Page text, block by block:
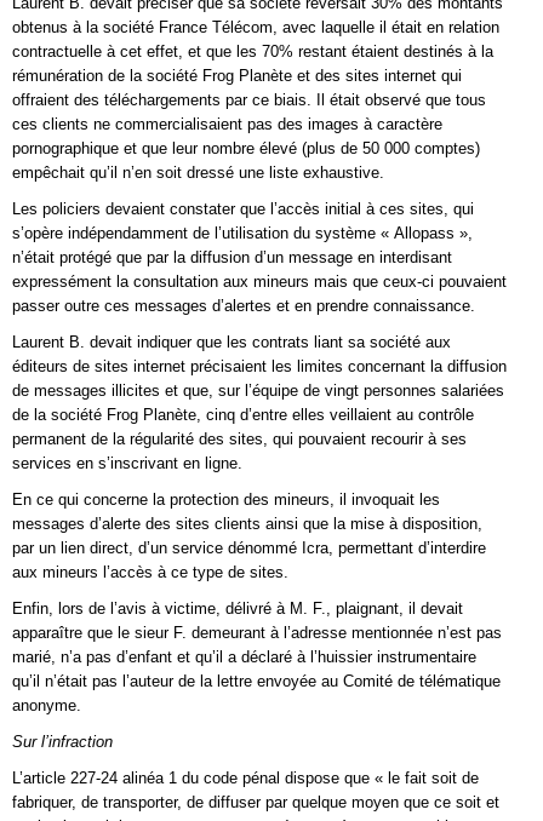
obtenus à la société France Télécom, avec laquelle il était en relation
contractuelle à cet effet, et que les 70% restant étaient destinés à la
rémunération de la société Frog Planète et des sites internet qui
offraient des téléchargements par ce biais. Il était observé que tous
ces clients ne commercialisaient pas des images à caractère
pornographique et que leur nombre élevé (plus de 50 000 comptes)
empêchait qu’il n’en soit dressé une liste exhaustive.
Les policiers devaient constater que l’accès initial à ces sites, qui
s’opère indépendamment de l’utilisation du système « Allopass »,
n’était protégé que par la diffusion d’un message en interdisant
expressément la consultation aux mineurs mais que ceux-ci pouvaient
passer outre ces messages d’alertes et en prendre connaissance.
Laurent B. devait indiquer que les contrats liant sa société aux
éditeurs de sites internet précisaient les limites concernant la diffusion
de messages illicites et que, sur l’équipe de vingt personnes salariées
de la société Frog Planète, cinq d’entre elles veillaient au contrôle
permanent de la régularité des sites, qui pouvaient recourir à ses
services en s’inscrivant en ligne.
En ce qui concerne la protection des mineurs, il invoquait les
messages d’alerte des sites clients ainsi que la mise à disposition,
par un lien direct, d’un service dénommé Icra, permettant d’interdire
aux mineurs l’accès à ce type de sites.
Enfin, lors de l’avis à victime, délivré à M. F., plaignant, il devait
apparaître que le sieur F. demeurant à l’adresse mentionnée n’est pas
marié, n’a pas d’enfant et qu’il a déclaré à l’huissier instrumentaire
qu’il n’était pas l’auteur de la lettre envoyée au Comité de télématique
anonyme.
Sur l’infraction
L’article 227-24 alinéa 1 du code pénal dispose que « le fait soit de
fabriquer, de transporter, de diffuser par quelque moyen que ce soit et